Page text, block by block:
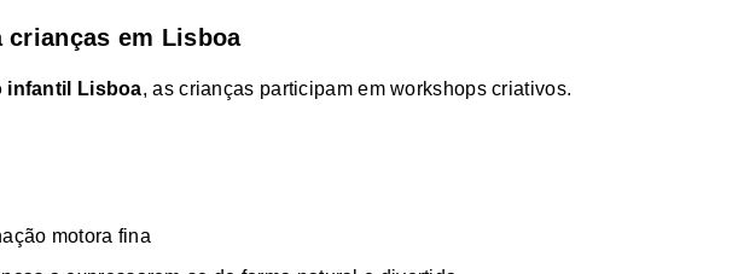
crianças em Lisboa
infantil Lisboa, as crianças participam em workshops criativos.
motora fina